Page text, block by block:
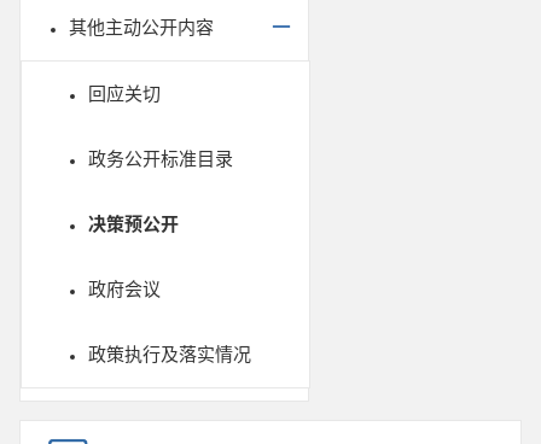
其他主动公开内容
回应关切
政务公开标准目录
决策预公开
政府会议
政策执行及落实情况